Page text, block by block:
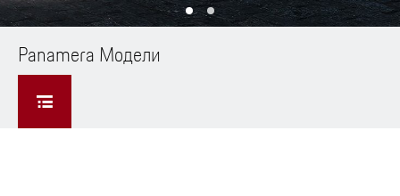
Panamera Модели